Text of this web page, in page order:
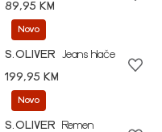
89,95 KM
Novo
S.OLIVER
Jeans hlače
199,95 KM
Novo
S.OLIVER
Remen